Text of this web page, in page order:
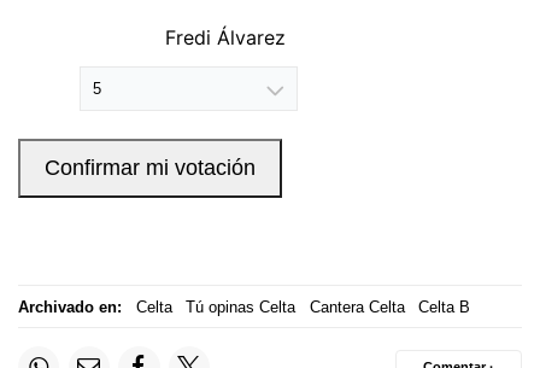
Archivado en: Celta Tú opinas Celta Cantera Celta Celta B